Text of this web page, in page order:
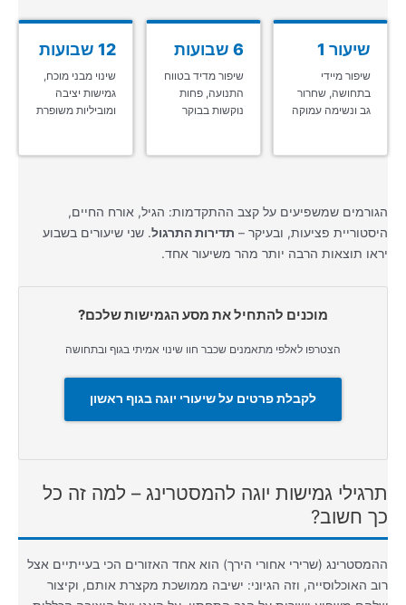
שיעור 1
שיפור מיידי
בתחושה, שחרור
גב ונשימה עמוקה
6 שבועות
שיפור מדיד בטווח
התנועה, פחות
נוקשות בבוקר
12 שבועות
שינוי מבני מוכח,
גמישות יציבה
ומוביליות משופרת
הגורמים שמשפיעים על קצב ההתקדמות: הגיל, אורח החיים,
היסטוריית פציעות, ובעיקר – תדירות התרגול. שני שיעורים בשבוע
יראו תוצאות הרבה יותר מהר משיעור אחד.
מוכנים להתחיל את מסע הגמישות שלכם?
הצטרפו לאלפי מתאמנים שכבר חוו שינוי אמיתי בגוף ובתחושה
לקבלת פרטים על שיעורי יוגה בגוף ראשון
תרגילי גמישות יוגה להמסטרינג – למה זה כל
כך חשוב?
ההמסטרינג (שרירי אחורי הירך) הוא אחד האזורים הכי בעייתיים אצל
רוב האוכלוסייה, וזה הגיוני: ישיבה ממושכת מקצרת אותם, וקיצור